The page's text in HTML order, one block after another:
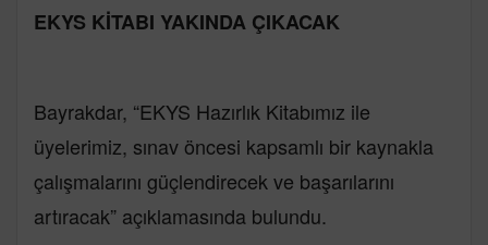
EKYS KİTABI YAKINDA ÇIKACAK
Bayrakdar, “EKYS Hazırlık Kitabımız ile
üyelerimiz, sınav öncesi kapsamlı bir kaynakla
çalışmalarını güçlendirecek ve başarılarını
artıracak” açıklamasında bulundu.